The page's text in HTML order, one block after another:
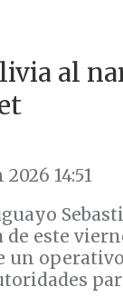
al
14:51
este
un